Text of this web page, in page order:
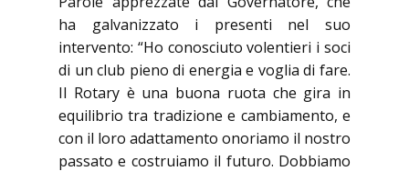
ha galvanizzato i presenti nel suo
intervento: “Ho conosciuto volentieri i soci
di un club pieno di energia e voglia di fare.
Il Rotary è una buona ruota che gira in
equilibrio tra tradizione e cambiamento, e
con il loro adattamento onoriamo il nostro
passato e costruiamo il futuro. Dobbiamo